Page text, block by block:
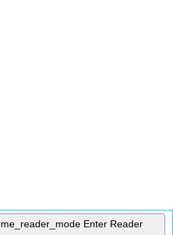
Enter Reader